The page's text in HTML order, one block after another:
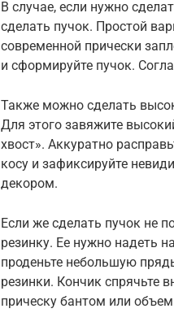
В случае, если нужно
сделать пучок. Простой
современной прически
и сформируйте пучок.
Также можно сделать
Для этого завяжите
хвост». Аккуратно
косу и зафиксируйте
декором.
Если же сделать пучок не
резинку. Ее нужно надеть
проденьте небольшую
резинки. Кончик спрячьте
прическу бантом или